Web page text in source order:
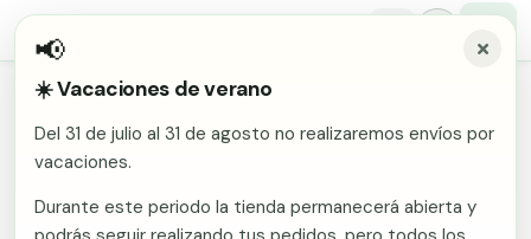
📢
☀️ Vacaciones de verano
Del 31 de julio al 31 de agosto no realizaremos envíos por
vacaciones.
Durante este periodo la tienda permanecerá abierta y
Malla ganadera
Puerta abatible dos hojas
Vallas metálicas y vallado de fincas en Catadau
Vallas metálicas y vallado de
fincas en Catadau